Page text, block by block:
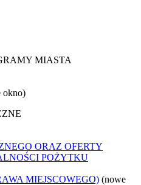
MIASTA
okno)
ORAZ OFERTY
POŻYTKU
MIEJSCOWEGO) (nowe